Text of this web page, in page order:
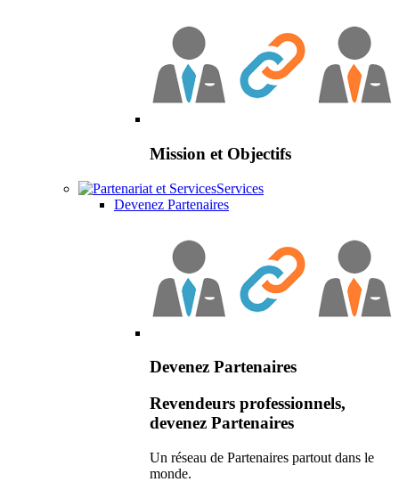
Mission et Objectifs
Services
Devenez Partenaires
Devenez Partenaires
Revendeurs professionnels,
devenez Partenaires
Un réseau de Partenaires partout dans le
monde.